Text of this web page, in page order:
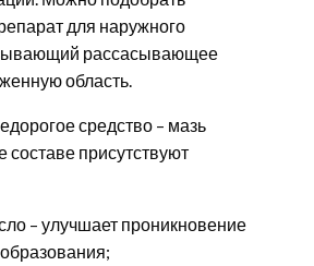
для наружного
рассасывающее
область.
средство – мазь
составе присутствуют
– улучшает проникновение